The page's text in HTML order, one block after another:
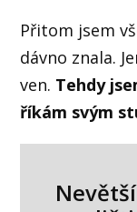
Přitom jsem
dávno znala.
ven. Tehdy
říkám svým